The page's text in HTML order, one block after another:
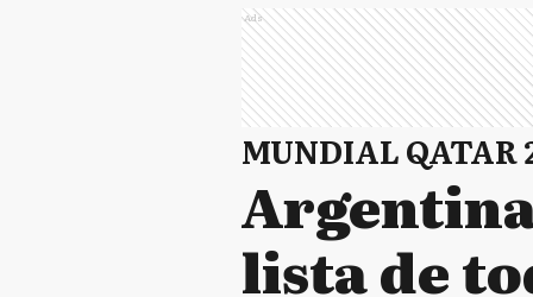
Ads
MUNDIAL QATAR
lista de